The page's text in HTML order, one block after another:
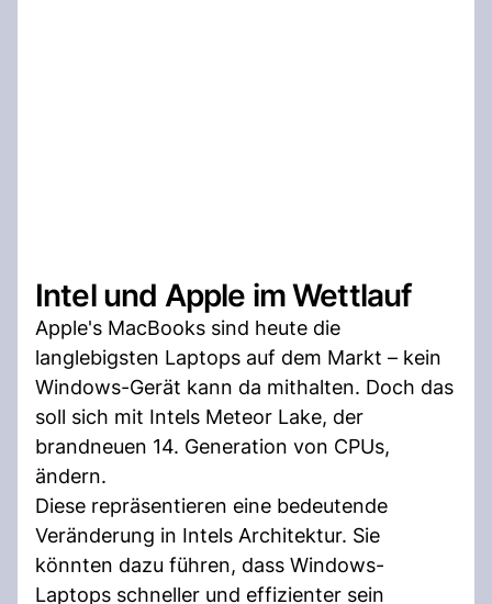
Intel und Apple im Wettlauf
Apple's MacBooks sind heute die
langlebigsten Laptops auf dem Markt – kein
Windows-Gerät kann da mithalten. Doch das
soll sich mit Intels Meteor Lake, der
brandneuen 14. Generation von CPUs,
ändern.
Diese repräsentieren eine bedeutende
Veränderung in Intels Architektur. Sie
könnten dazu führen, dass Windows-
Laptops schneller und effizienter sein